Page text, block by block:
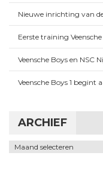
Nieuwe inrichting van
Eerste training
Veensche Boys en NSC
Veensche Boys 1 begint
ARCHIEF
Archief